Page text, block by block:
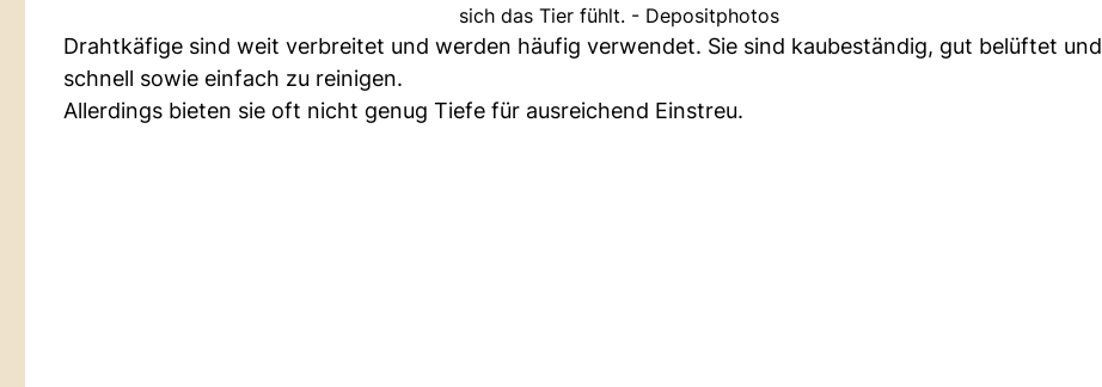
sich das Tier fühlt. - Depositphotos
Drahtkäfige sind weit verbreitet und werden häufig verwendet. Sie sind kaubeständig, gut belüftet und
schnell sowie einfach zu reinigen.
Allerdings bieten sie oft nicht genug Tiefe für ausreichend Einstreu.